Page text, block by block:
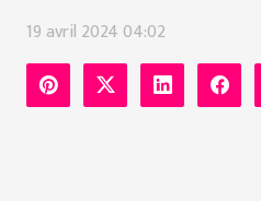
19 avril 2024 04:02